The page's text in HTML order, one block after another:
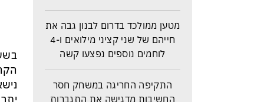
מטען ממולכד בדרום לבנון גבה את
חייהם של שני קציני מילואים ו-4
לוחמים נוספים נפצעו קשה
התקיפה החריגה במשחק חסר
החשיבות מדגישה את התגברות